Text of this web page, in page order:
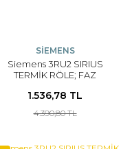
SİEMENS
Siemens 3RU2 SIRIUS
TERMİK RÖLE; FAZ
YARDIMCI KONTAKLI 11-16A;
BOY S00 ( RAYA MONTAJLI
)
1.536,78 TL
4.390,80 TL